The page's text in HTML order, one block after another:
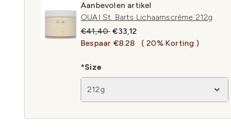
Aanbevolen artikel
OUAI St. Barts Lichaamscrème 212g
Recommended Retail Price:
€41,40Huidige prijs:
€33,12
Bespaar €8.28
( 20% Korting )
*Size
212g